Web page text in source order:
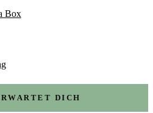
Box
DICH